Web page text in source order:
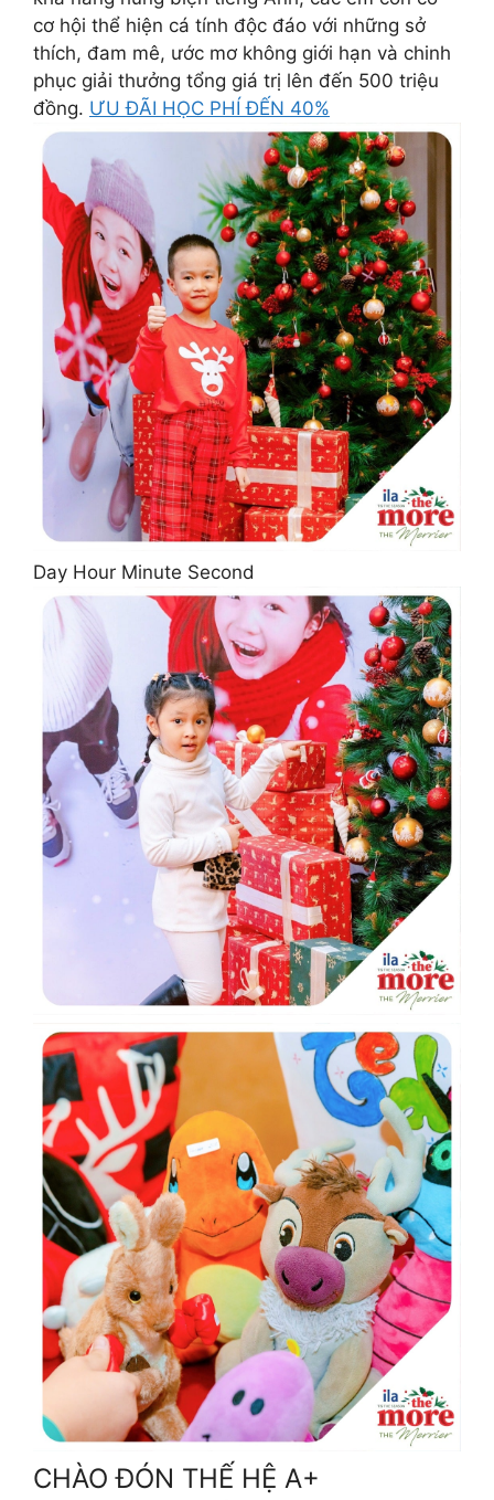
cơ hội thể hiện cá tính độc đáo với những sở
thích, đam mê, ước mơ không giới hạn và chinh
phục giải thưởng tổng giá trị lên đến 500 triệu
đồng. ƯU ĐÃI HỌC PHÍ ĐẾN 40%
Day Hour Minute Second
CHÀO ĐÓN THẾ HỆ A+